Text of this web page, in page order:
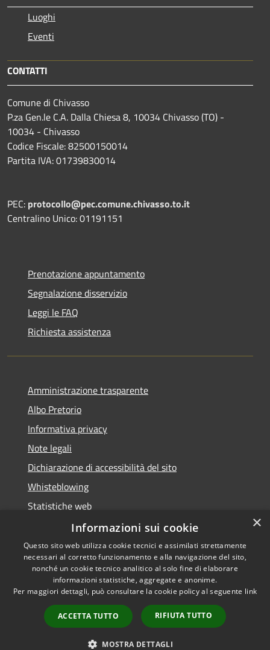
Luoghi
Eventi
CONTATTI
Comune di Chivasso
P.za Gen.le C.A. Dalla Chiesa 8, 10034 Chivasso (TO) -
10034 - Chivasso
Codice Fiscale: 82500150014
Partita IVA: 01739830014
PEC: protocollo@pec.comune.chivasso.to.it
Centralino Unico: 01191151
Prenotazione appuntamento
Segnalazione disservizio
Leggi le FAQ
Richiesta assistenza
Amministrazione trasparente
Albo Pretorio
Informativa privacy
Note legali
Dichiarazione di accessibilità del sito
Whisteblowing
Statistiche web
Segnalazioni di non conformità
RSS
Accessibility
Copyright © 2026 • Town of •
Municipium
Admin access
×
Informazioni sui cookie
Questo sito web utilizza cookie tecnici e assimilati strettamente
necessari al corretto funzionamento e alla navigazione del sito,
nonché un cookie tecnico analitico al solo fine di elaborare
informazioni statistiche, aggregate e anonime.
Per maggiori dettagli, può consultare la cookie policy al seguente link
ACCETTA TUTTO RIFIUTA TUTTO
MOSTRA DETTAGLI